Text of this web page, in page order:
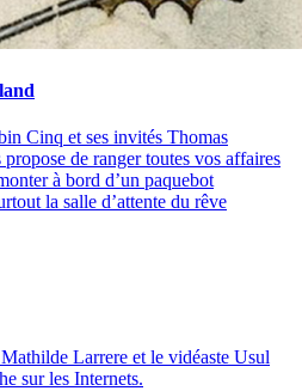
Cinq et ses invités Thomas
de ranger toutes vos affaires
à bord d’un paquebot
la salle d’attente du rêve
Larrere et le vidéaste Usul
sur les Internets.